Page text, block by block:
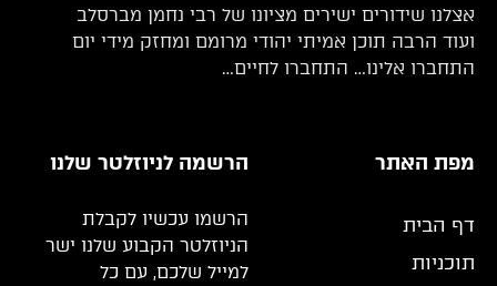
אצלנו שידורים ישירים מציונו של רבי נחמן מברסלב
ועוד הרבה תוכן אמיתי יהודי מרומם ומחזק מידי יום
התחברו אלינו… התחברו לחיים…
מפת האתר
דף הבית
תוכניות
הרשמה לניוזלטר שלנו
הרשמו עכשיו לקבלת
הניוזלטר הקבוע שלנו ישר
למייל שלכם, עם כל